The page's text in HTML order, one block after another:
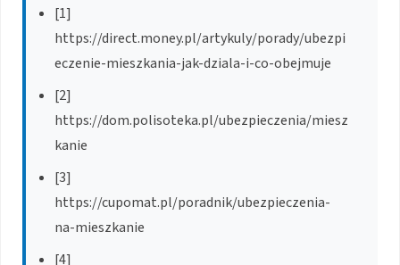
[1]
https://direct.money.pl/artykuly/porady/ubezpi
eczenie-mieszkania-jak-dziala-i-co-obejmuje
[2]
https://dom.polisoteka.pl/ubezpieczenia/miesz
kanie
[3]
https://cupomat.pl/poradnik/ubezpieczenia-
na-mieszkanie
[4]